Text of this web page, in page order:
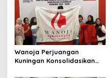
Wanoja Perjuangan
Kuningan Konsolidasikan